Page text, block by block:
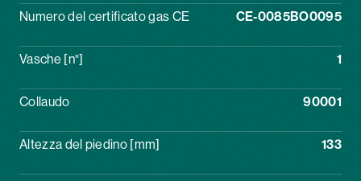
Numero del certificato gas CE CE-0085BO0095
Vasche [n°] 1
Collaudo 90001
Altezza del piedino [mm] 133